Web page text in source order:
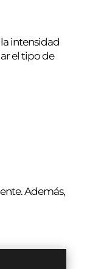
intensidad
el tipo de
Además,